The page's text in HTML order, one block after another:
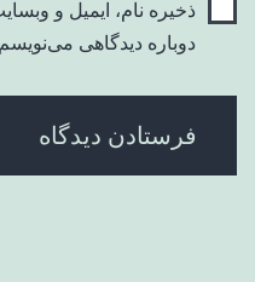
ذخیره نام، ایمیل و
دوباره دیدگاهی